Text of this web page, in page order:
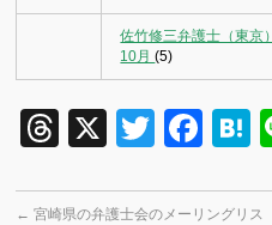
佐竹修三弁護士（東京
10月(5)
Threads
X Twitter
← 宮崎県の弁護士会のメーリングリス